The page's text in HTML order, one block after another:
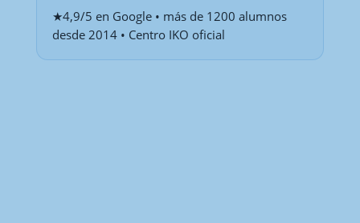
★4,9/5 en Google • más de 1200 alumnos
desde 2014 • Centro IKO oficial